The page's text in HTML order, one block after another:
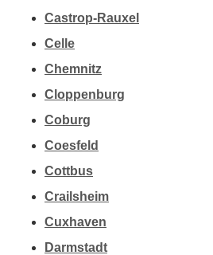
Castrop-Rauxel
Celle
Chemnitz
Cloppenburg
Coburg
Coesfeld
Cottbus
Crailsheim
Cuxhaven
Darmstadt